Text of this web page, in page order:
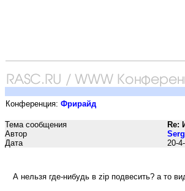
Конференция: Фрирайд
Тема сообщения
Re:
Автор
Дата
20-
А нельзя где-нибудь в zip подвесить? а то